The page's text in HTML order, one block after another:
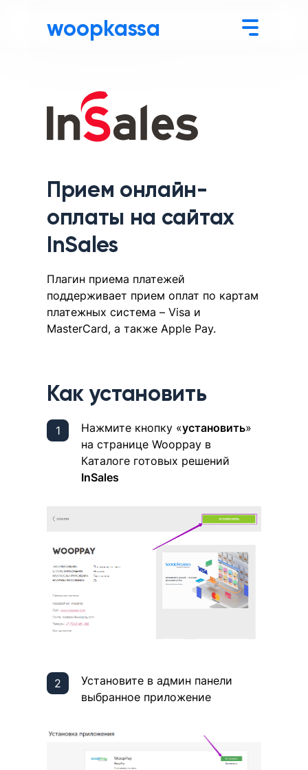
woopkassa
Прием онлайн-
оплаты на сайтах
InSales
Плагин приема платежей
поддерживает прием оплат по картам
платежных система – Visa и
MasterCard, а также Apple Pay.
Как установить
Нажмите кнопку «установить»
на странице Wooppay в
Каталоге готовых решений
InSales
Установите в админ панели
выбранное приложение